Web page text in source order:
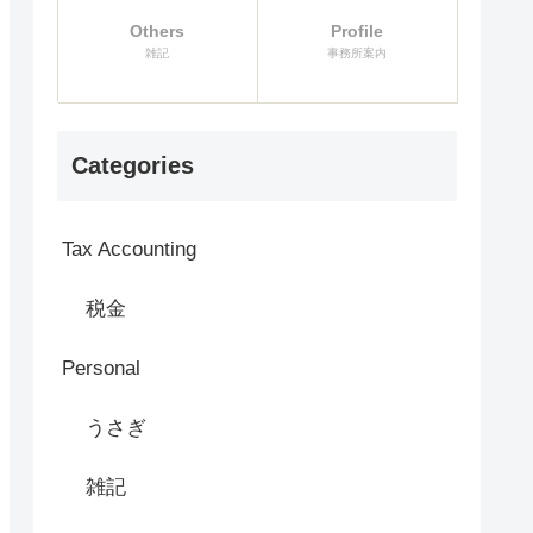
Others
雑記
Profile
事務所案内
Categories
Tax Accounting
税金
Personal
うさぎ
雑記